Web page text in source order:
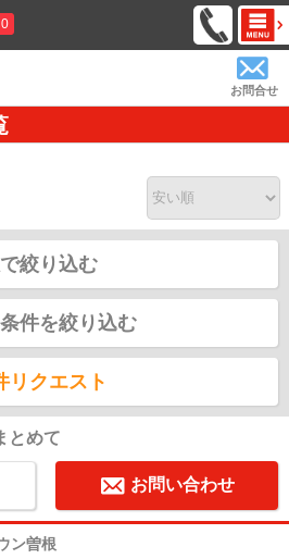
0
お問合せ
絞り込む
件を絞り込む
リクエスト
とめて
お問い合わせ
ン曽根